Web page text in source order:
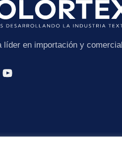
líder en importación y